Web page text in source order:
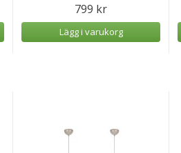
799 kr
Lägg i varukorg